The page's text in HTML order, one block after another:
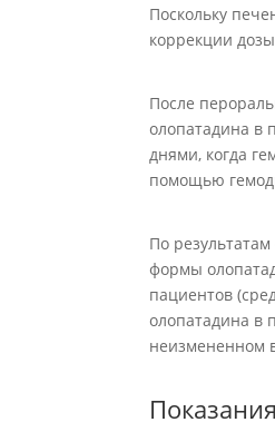
Поскольку
коррекции
После
олопатадина в
днями, когда
помощью
По
формы
пациентов
олопатадина в
неизмененном
Показания